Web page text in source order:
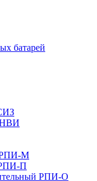
батарей
НВИ
РПИ-М
РПИ-П
РПИ-О